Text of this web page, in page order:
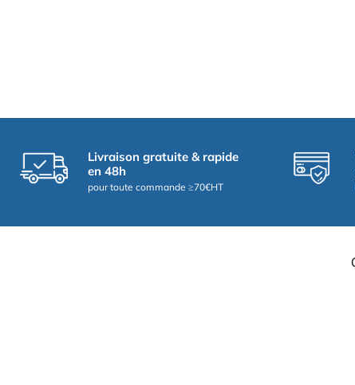
Livraison gratuite & rapide
en 48h
pour toute commande ≥70€HT